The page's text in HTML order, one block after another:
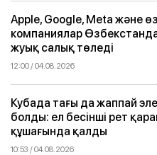
Apple, Google, Meta және
компаниялар
жуық салық төледі
12:00 / 04.08.2026
Кубада тағы да жаппай
болды: ел бесінші рет
құшағында қалды
10:53 / 04.08.2026